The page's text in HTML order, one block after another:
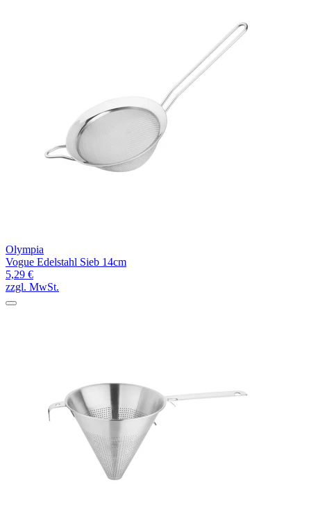
Olympia
Vogue Edelstahl Sieb 14cm
5,29 €
zzgl. MwSt.